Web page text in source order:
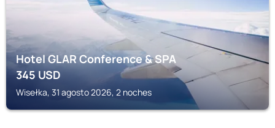
Hotel GLAR Conference & SPA
345USD
Wisełka, 31 agosto 2026, 2 noches